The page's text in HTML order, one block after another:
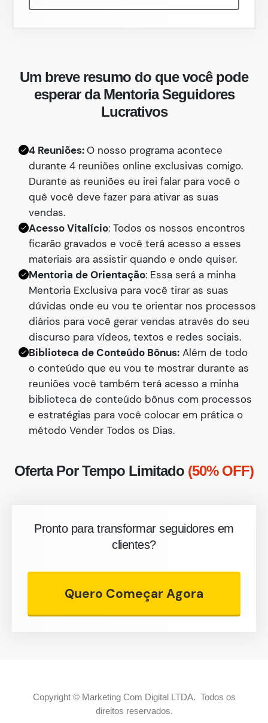
Um breve resumo do que você pode
esperar da Mentoria Seguidores
Lucrativos
4 Reuniões:O nosso programa acontece
durante 4 reuniões online exclusivas comigo.
Durante as reuniões eu irei falar para você o
quê você deve fazer para ativar as suas
vendas.
Acesso Vitalício: Todos os nossos encontros
ficarão gravados e você terá acesso a esses
materiais ara assistir quando e onde quiser.
Mentoria de Orientação: Essa será a minha
Mentoria Exclusiva para você tirar as suas
dúvidas onde eu vou te orientar nos processos
diários para você gerar vendas através do seu
discurso para vídeos, textos e redes sociais.
Biblioteca de Conteúdo Bônus: Além de todo
o conteúdo que eu vou te mostrar durante as
reuniões você também terá acesso a minha
biblioteca de conteúdo bônus com processos
e estratégias para você colocar em prática o
método Vender Todos os Dias.
Oferta Por Tempo Limitado (50% OFF)
Pronto para transformar seguidores em
clientes?
Quero Começar Agora
Copyright © Marketing Com Digital LTDA. Todos os
direitos reservados.